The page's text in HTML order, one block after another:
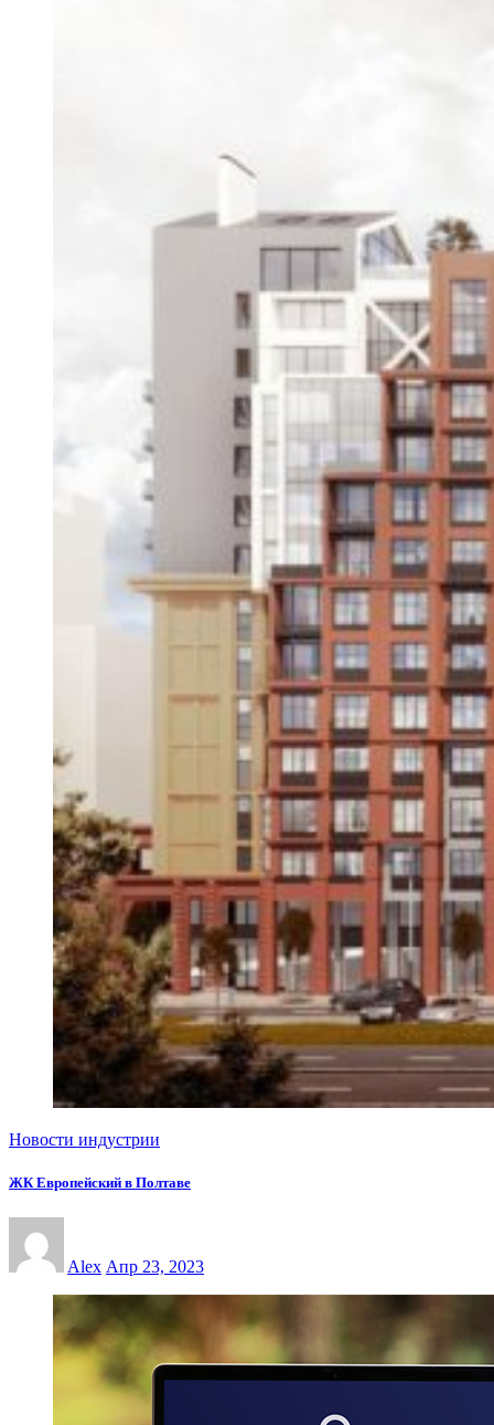
Новости индустрии
ЖК Европейский в Полтаве
Alex Апр 23, 2023